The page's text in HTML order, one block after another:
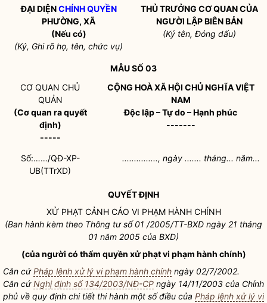
ĐẠI DIỆNCHÍNH QUYỀN
PHƯỜNG, XÃ
(Nếu có)
(Ký, Ghi rõ họ, tên, chức vụ)
THỦ TRƯỞNG CƠ QUAN CỦA
NGƯỜI LẬP BIÊN BẢN
(Ký tên, Đóng dấu)
MẪU SỐ 03
CƠ QUAN CHỦ
QUẢN
(Cơ quan ra quyết
định)
-----
CỘNG HOÀ XÃ HỘI CHỦ NGHĨA VIỆT
NAM
Độc lập – Tự do – Hạnh phúc
-------
Số:……/QĐ-XP-
UB(TTrXD)
..............., ngày ....... tháng... năm...
QUYẾT ĐỊNH
XỬ PHẠT CẢNH CÁO VI PHẠM HÀNH CHÍNH
(Ban hành kèm theo Thông tư số 01 /2005/TT-BXD ngày 21 tháng
01 năm 2005 của BXD)
(của người có thẩm quyền xử phạt vi phạm hành chính)
Căn cứPháp lệnh xử lý vi phạm hành chính ngày 02/7/2002.
Căn cứNghị định số 134/2003/NĐ-CP ngày 14/11/2003 của Chính
phủ về quy định chi tiết thi hành một số điều của Pháp lệnh xử lý vi